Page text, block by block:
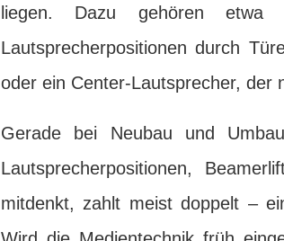
liegen. Dazu gehören etwa
Lautsprecherpositionen durch
oder ein Center-Lautsprecher, der
Gerade bei Neubau und
Lautsprecherpositionen,
mitdenkt, zahlt meist doppelt –